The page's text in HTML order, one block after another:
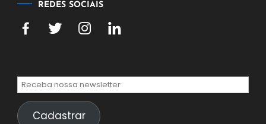
REDES SOCIAIS
Cadastrar